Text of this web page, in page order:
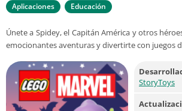
Aplicaciones Educación
Únete a Spidey, el Capitán América y otros
emocionantes aventuras y divertirte con juegos
StoryToys